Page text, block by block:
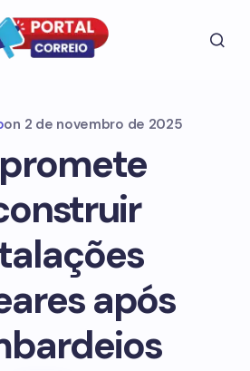
on 2 de novembro de 2025
após